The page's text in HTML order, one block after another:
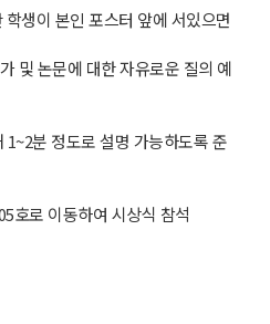
생이 본인 포스터 앞에 서있으면
및 논문에 대한 자유로운 질의 예
분 정도로 설명 가능하도록 준
호로 이동하여 시상식 참석